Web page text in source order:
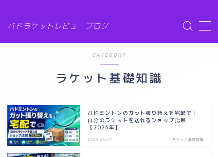
バドラケットレビューブログ
シューズ比較
シャトル比較
CATEGORY
ラケット基礎知識
バドミントンのガット張り替えを宅配で｜
自分のラケットを送れるショップ比較
【2026年】
2026.06.07 ラケット基礎知識